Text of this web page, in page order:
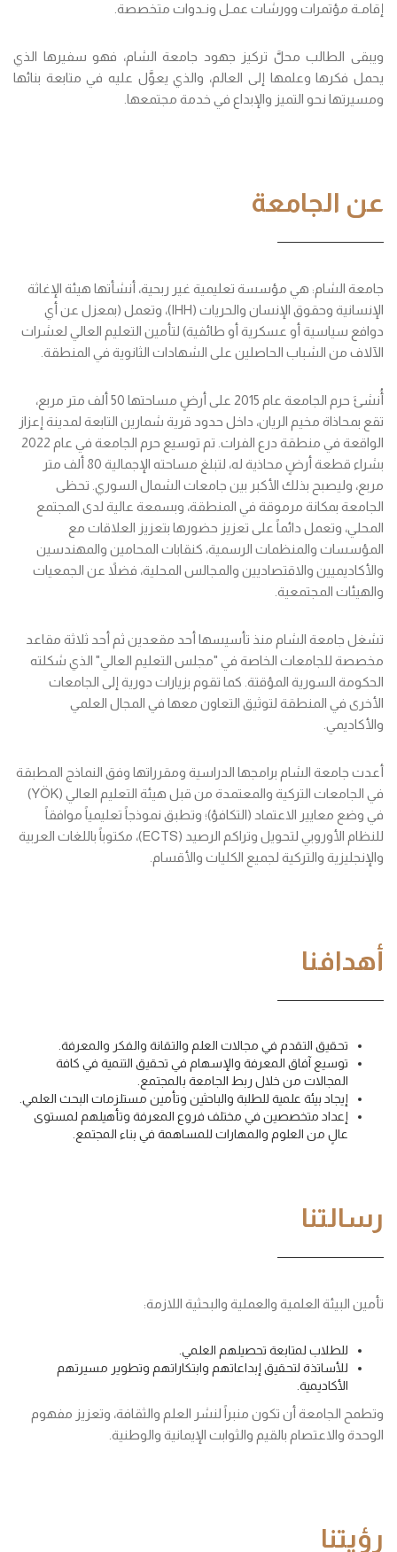
إقامـة مؤتمرات وورشات عمـل ونـدوات متخصصة.
ويبقى الطالب محلَّ تركيز جهود جامعة الشام، فهو سفيرها الذي
يحمل فكرها وعلمها إلى العالم، والذي يعوَّل عليه في متابعة بنائها
ومسيرتها نحو التميز والإبداع في خدمة مجتمعها.
عن الجامعة
جامعة الشام: هي مؤسسة تعليمية غير ربحية، أنشأتها هيئة الإغاثة
الإنسانية وحقوق الإنسان والحريات (IHH)، وتعمل (بمعزل عن أي
دوافع سياسية أو عسكرية أو طائفية) لتأمين التعليم العالي لعشرات
الآلاف من الشباب الحاصلين على الشهادات الثانوية في المنطقة.
أُنشئَ حرم الجامعة عام 2015 على أرضٍ مساحتها 50 ألف متر مربع،
تقع بمحاذاة مخيم الريان، داخل حدود قرية شمارين التابعة لمدينة إعزاز
الواقعة في منطقة درع الفرات. تم توسيع حرم الجامعة في عام 2022
بشراء قطعة أرضٍ محاذية له، لتبلغ مساحته الإجمالية 80 ألف متر
مربع، وليصبح بذلك الأكبر بين جامعات الشمال السوري. تحظى
الجامعة بمكانة مرموقة في المنطقة، وبسمعة عالية لدى المجتمع
المحلي، وتعمل دائماً على تعزيز حضورها بتعزيز العلاقات مع
المؤسسات والمنظمات الرسمية، كنقابات المحامين والمهندسين
والأكاديميين والاقتصاديين والمجالس المحلية، فضلاً عن الجمعيات
والهيئات المجتمعية.
تشغل جامعة الشام منذ تأسيسها أحد مقعدين ثم أحد ثلاثة مقاعد
مخصصة للجامعات الخاصة في "مجلس التعليم العالي" الذي شكلته
الحكومة السورية المؤقتة. كما تقوم بزيارات دورية إلى الجامعات
الأخرى في المنطقة لتوثيق التعاون معها في المجال العلمي
والأكاديمي.
أعدت جامعة الشام برامجها الدراسية ومقرراتها وفق النماذج المطبقة
في الجامعات التركية والمعتمدة من قبل هيئة التعليم العالي (YÖK)
في وضع معايير الاعتماد (التكافؤ)؛ وتطبق نموذجاً تعليمياً موافقاً
للنظام الأوروبي لتحويل وتراكم الرصيد (ECTS)، مكتوباً باللغات العربية
والإنجليزية والتركية لجميع الكليات والأقسام.
أهدافنا
تحقيق التقدم في مجالات العلم والتقانة والفكر والمعرفة.
توسيع آفاق المعرفة والإسهام في تحقيق التنمية في كافة
المجالات من خلال ربط الجامعة بالمجتمع.
إيجاد بيئة علمية للطلبة والباحثين وتأمين مستلزمات البحث العلمي.
إعداد متخصصين في مختلف فروع المعرفة وتأهيلهم لمستوى
عالٍ من العلوم والمهارات للمساهمة في بناء المجتمع.
رسالتنا
تأمين البيئة العلمية والعملية والبحثية اللازمة:
للطلاب لمتابعة تحصيلهم العلمي.
للأساتذة لتحقيق إبداعاتهم وابتكاراتهم وتطوير مسيرتهم
الأكاديمية.
وتطمح الجامعة أن تكون منبراً لنشر العلم والثقافة، وتعزيز مفهوم
الوحدة والاعتصام بالقيم والثوابت الإيمانية والوطنية.
رؤيتنا